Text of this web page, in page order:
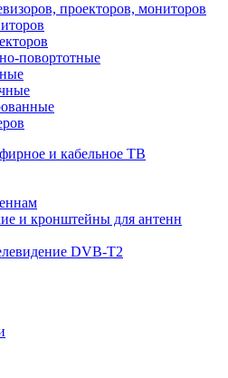
проекторов, мониторов
повортотные
и кабельное ТВ
и кронштейны для антенн
DVB-Т2